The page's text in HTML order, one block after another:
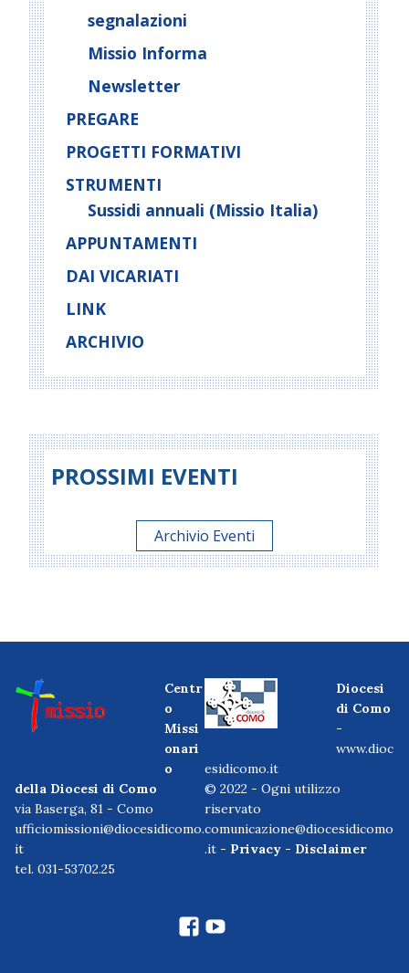
segnalazioni
Missio Informa
Newsletter
PREGARE
PROGETTI FORMATIVI
STRUMENTI
Sussidi annuali (Missio Italia)
APPUNTAMENTI
DAI VICARIATI
LINK
ARCHIVIO
PROSSIMI EVENTI
Archivio Eventi
Centr
o
Missi
onari
o
della Diocesi di Como
via Baserga, 81 - Como
ufficiomissioni@diocesidicomo.
it
tel. 031-53702.25
Diocesi
di Como
-
www.dioc
esidicomo.it
© 2022 - Ogni utilizzo
riservato
comunicazione@diocesidicomo
.it - Privacy - Disclaimer
facebookYoutube